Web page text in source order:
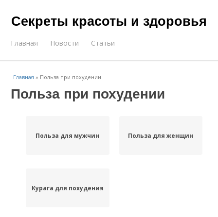
Секреты красоты и здоровья
Главная Новости Статьи
Главная » Польза при похудении
Польза при похудении
Польза для мужчин Польза для женщин
Курага для похудения